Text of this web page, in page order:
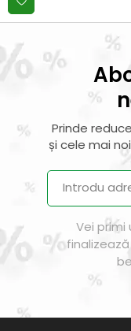
Prinde
și cele mai
Vei primi